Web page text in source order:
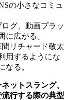
の小さなコミュ
グ、動画プラッ
に広がる。
リチャード敬太
用するようにな
なる。
ットスラング、
行する際の典型